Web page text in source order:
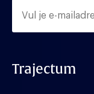
Trajectum